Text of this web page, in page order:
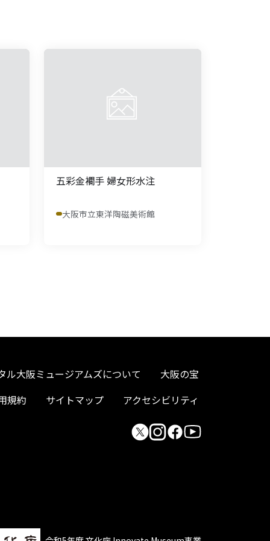
五彩金襴手 婦女形水注
大阪市立東洋陶磁美術館
ル大阪ミュージアムズについて
大阪の宝
規約 サイトマップ アクセシビリティ